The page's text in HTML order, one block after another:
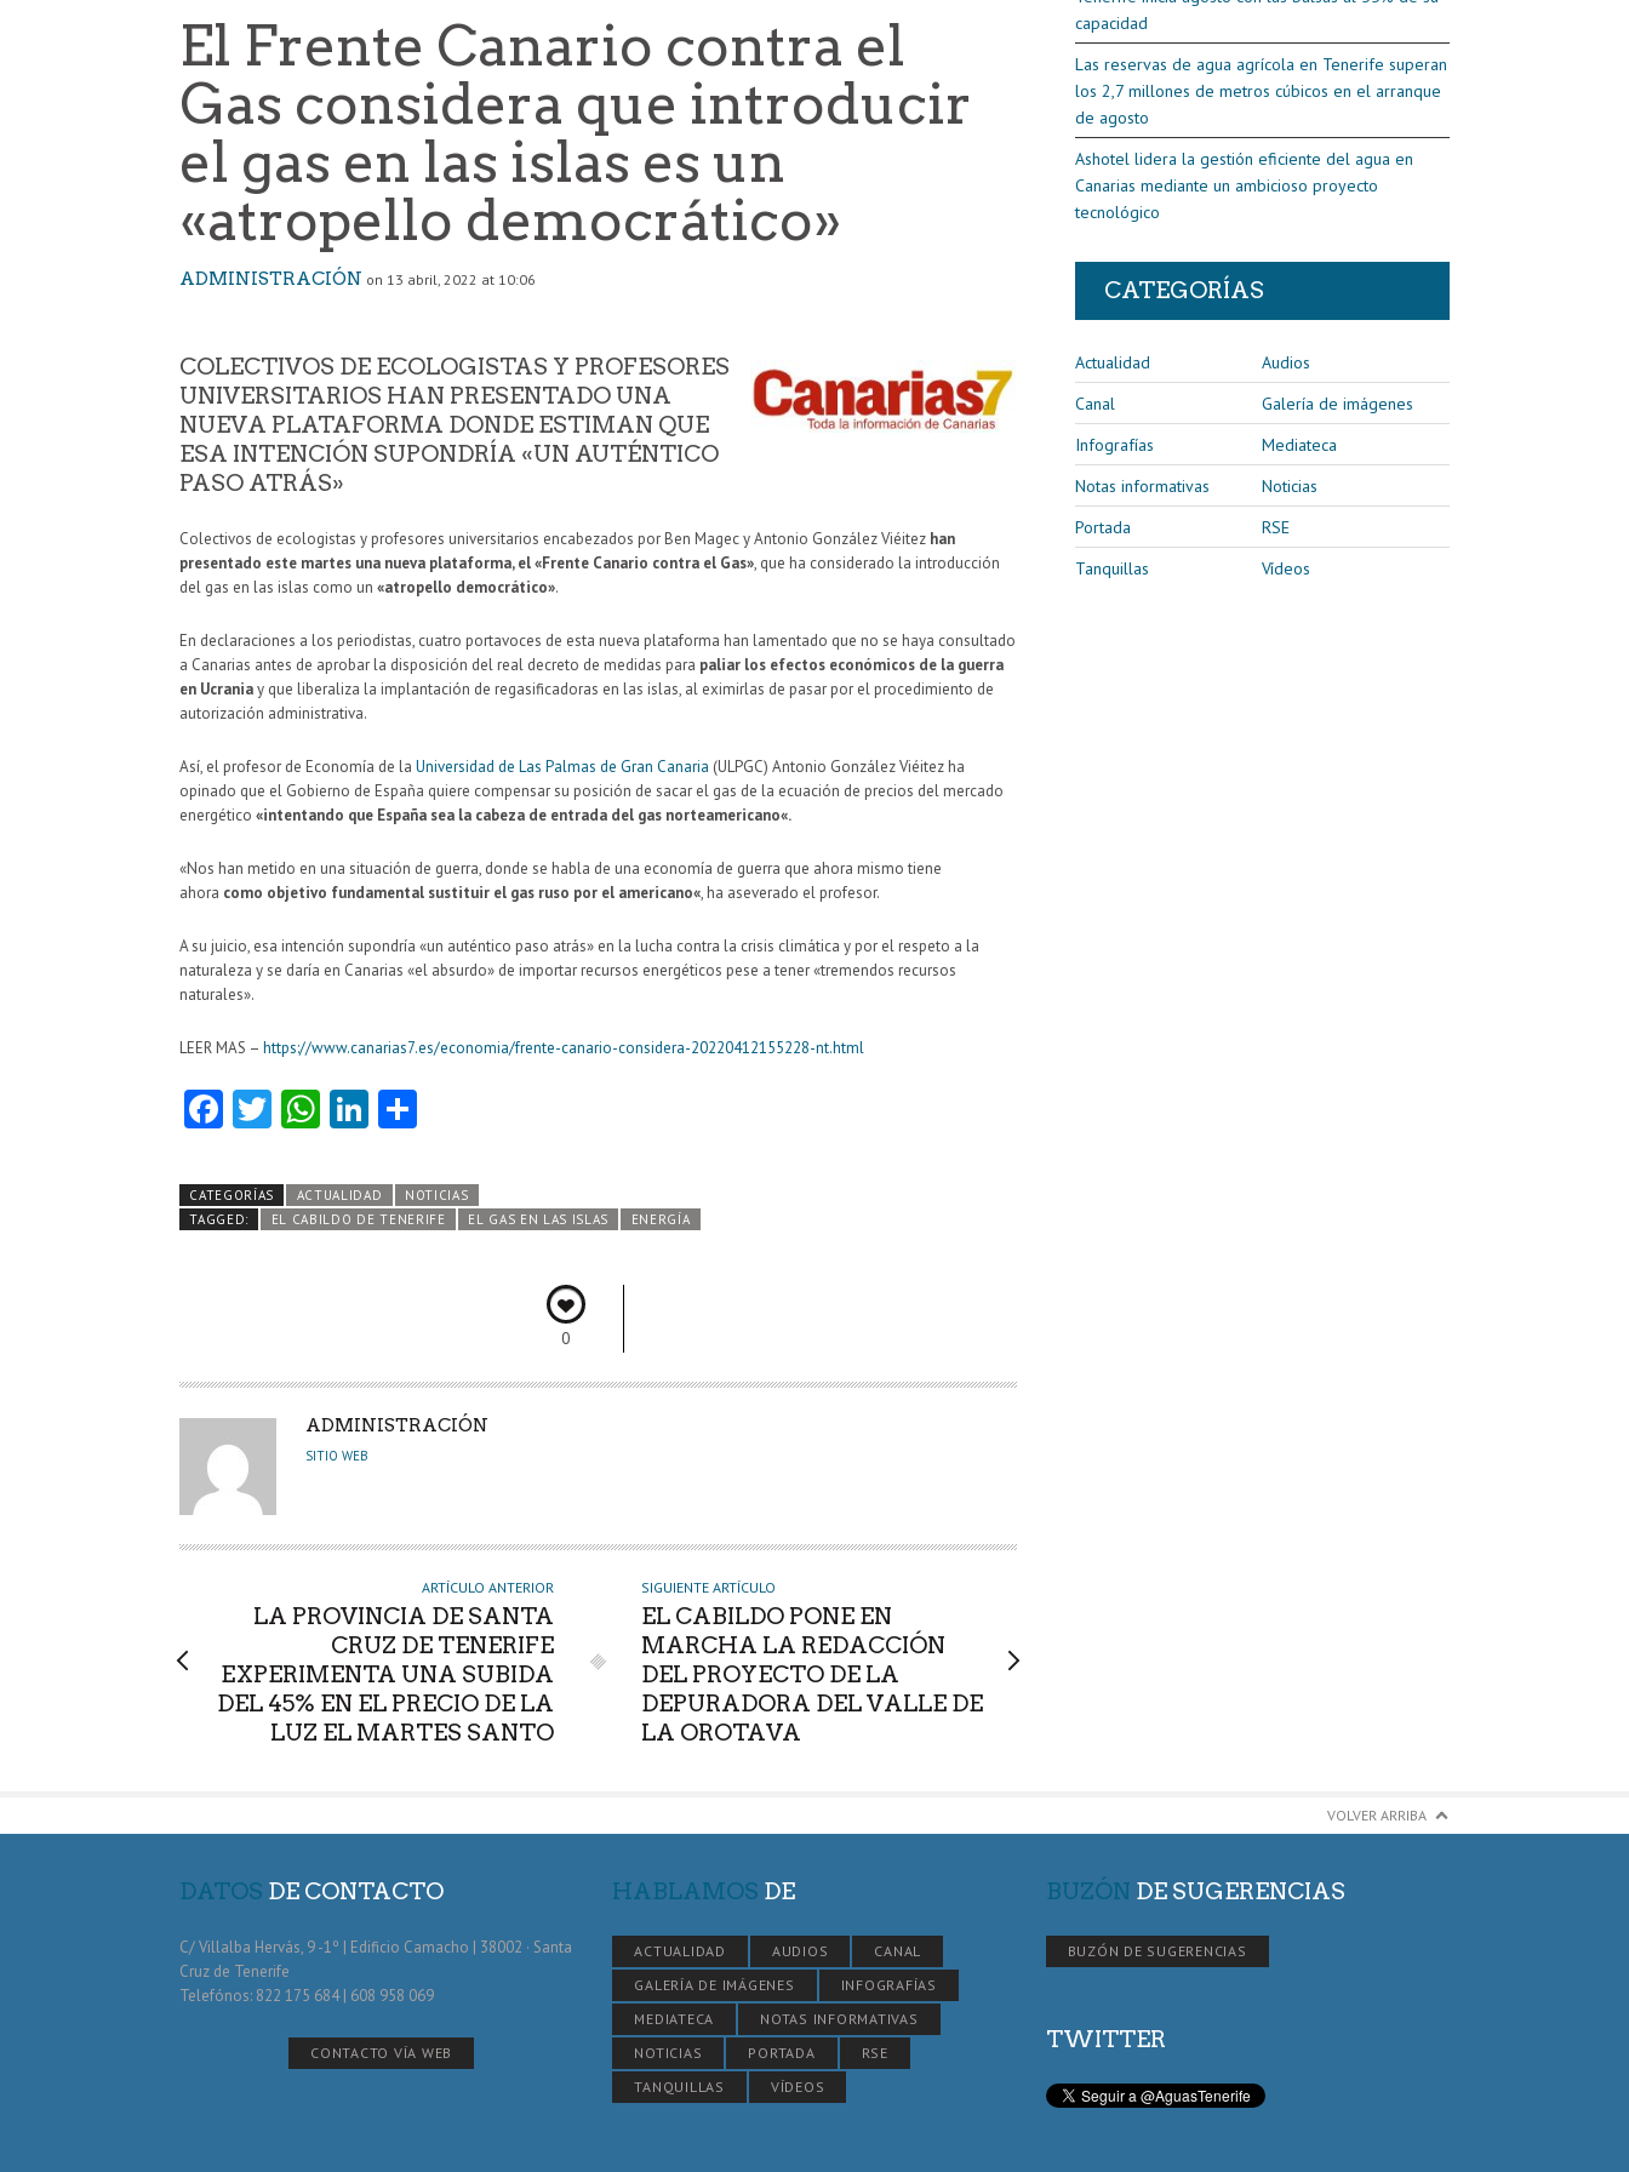
El Frente Canario contra el
Gas considera que introducir
el gas en las islas es un
«atropello democrático»
ADMINISTRACIÓN on 13 abril, 2022 at 10:06
COLECTIVOS DE ECOLOGISTAS Y PROFESORES
UNIVERSITARIOS HAN PRESENTADO UNA
NUEVA PLATAFORMA DONDE ESTIMAN QUE
ESA INTENCIÓN SUPONDRÍA «UN AUTÉNTICO
PASO ATRÁS»
Colectivos de ecologistas y profesores universitarios encabezados por Ben Magec y Antonio González Viéitez han
presentado este martes una nueva plataforma, el «Frente Canario contra el Gas», que ha considerado la introducción
del gas en las islas como un «atropello democrático».
En declaraciones a los periodistas, cuatro portavoces de esta nueva plataforma han lamentado que no se haya consultado
a Canarias antes de aprobar la disposición del real decreto de medidas para paliar los efectos económicos de la guerra
en Ucraniay que liberaliza la implantación de regasificadoras en las islas, al eximirlas de pasar por el procedimiento de
autorización administrativa.
Así, el profesor de Economía de la Universidad de Las Palmas de Gran Canaria (ULPGC) Antonio González Viéitez ha
opinado que el Gobierno de España quiere compensar su posición de sacar el gas de la ecuación de precios del mercado
energético «intentando que España sea la cabeza de entrada del gas norteamericano«.
«Nos han metido en una situación de guerra, donde se habla de una economía de guerra que ahora mismo tiene
ahora como objetivo fundamental sustituir el gas ruso por el americano«, ha aseverado el profesor.
A su juicio, esa intención supondría «un auténtico paso atrás» en la lucha contra la crisis climática y por el respeto a la
naturaleza y se daría en Canarias «el absurdo» de importar recursos energéticos pese a tener «tremendos recursos
naturales».
LEER MAS – https://www.canarias7.es/economia/frente-canario-considera-20220412155228-nt.html
Fa
b
o
T
itt
er
W
ts
A
Li
e
dI
m
pa
CATEGORÍAS ACTUALIDAD
NOTICIAS
TAGGED:
EL CABILDO DE TENERIFE EL GAS EN LAS ISLAS ENERGÍA
0
A
U
R
ADMINISTRACIÓN
SITIO WEB
ARTÍCULO ANTERIOR
LA PROVINCIA DE SANTA
CRUZ DE TENERIFE
EXPERIMENTA UNA SUBIDA
DEL 45% EN EL PRECIO DE LA
LUZ EL MARTES SANTO
SIGUIENTE ARTÍCULO
EL CABILDO PONE EN
MARCHA LA REDACCIÓN
DEL PROYECTO DE LA
DEPURADORA DEL VALLE DE
LA OROTAVA
capacidad
Las reservas de agua agrícola en Tenerife superan
los 2,7 millones de metros cúbicos en el arranque
de agosto
Ashotel lidera la gestión eficiente del agua en
Canarias mediante un ambicioso proyecto
tecnológico
CATEGORÍAS
Actualidad
Audios
Canal
Galería de imágenes
Infografías
Mediateca
Notas informativas
Noticias
Portada
RSE
Tanquillas
Vídeos
VOLVER ARRIBA
DATOS DE CONTACTO
C/ Villalba Hervás, 9 -1º | Edificio Camacho | 38002 · Santa
Cruz de Tenerife
Telefónos: 822 175 684 | 608 958 069
CONTACTO VÍA WEB
HABLAMOS DE
ACTUALIDAD AUDIOS
CANAL
GALERÍA DE IMÁGENES
INFOGRAFÍAS
MEDIATECA
NOTAS INFORMATIVAS
NOTICIAS
PORTADA
RSE
TANQUILLAS
VÍDEOS
BUZÓN DE SUGERENCIAS
BUZÓN DE SUGERENCIAS
TWITTER